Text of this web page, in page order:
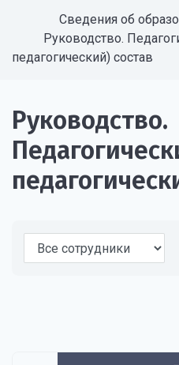
Сведения об
Руководство.
педагогический) состав
Руководство.